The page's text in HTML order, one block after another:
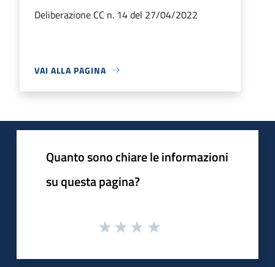
Deliberazione CC n. 14 del 27/04/2022
VAI ALLA PAGINA
Quanto sono chiare le informazioni
su questa pagina?